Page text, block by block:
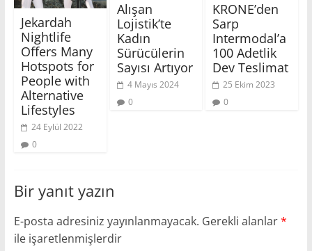
Jekardah
Nightlife
Offers Many
Hotspots for
People with
Alternative
Lifestyles
24 Eylül 2022
0
Alışan
Lojistik’te
Kadın
Sürücülerin
Sayısı Artıyor
4 Mayıs 2024
0
KRONE’den
Sarp
Intermodal’a
100 Adetlik
Dev Teslimat
25 Ekim 2023
0
Bir yanıt yazın
E-posta adresiniz yayınlanmayacak. Gerekli alanlar*
ile işaretlenmişlerdir